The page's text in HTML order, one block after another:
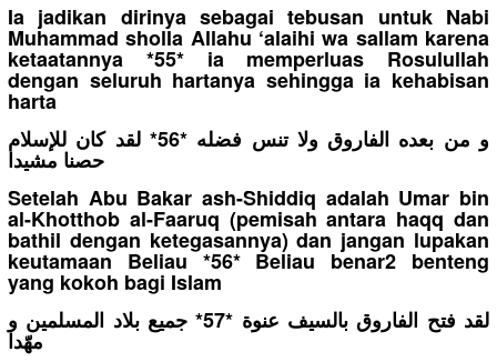
Ia jadikan dirinya sebagai tebusan untuk Nabi
Muhammad sholla Allahu ‘alaihi wa sallam karena
ketaatannya *55* ia memperluas Rosulullah
dengan seluruh hartanya sehingga ia kehabisan
harta
و من بعده الفاروق ولا تنس فضله *56* لقد كان للإسلام
حصنا مشيدا
Setelah Abu Bakar ash-Shiddiq adalah Umar bin
al-Khotthob al-Faaruq (pemisah antara haqq dan
bathil dengan ketegasannya) dan jangan lupakan
keutamaan Beliau *56* Beliau benar2 benteng
yang kokoh bagi Islam
لقد فتح الفاروق بالسيف عنوة *57* جميع بلاد المسلمين و
مهّدا